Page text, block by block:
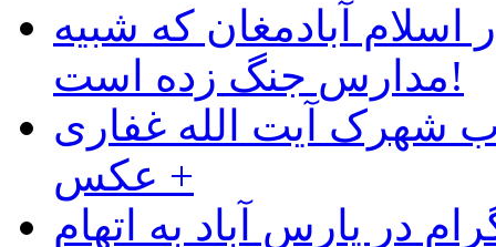
آبادمغان که شبیه
مدارس جنگ زده است!
شهرک آیت الله غفاری
+ عکس
در پارس آباد به اتهام